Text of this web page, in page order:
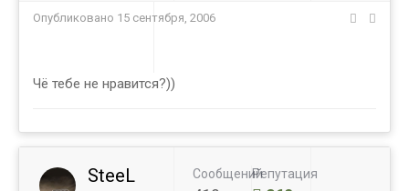
Опубликовано 15 сентября, 2006
Чё тебе не нравится?))
SteeL СообщенийРепутация